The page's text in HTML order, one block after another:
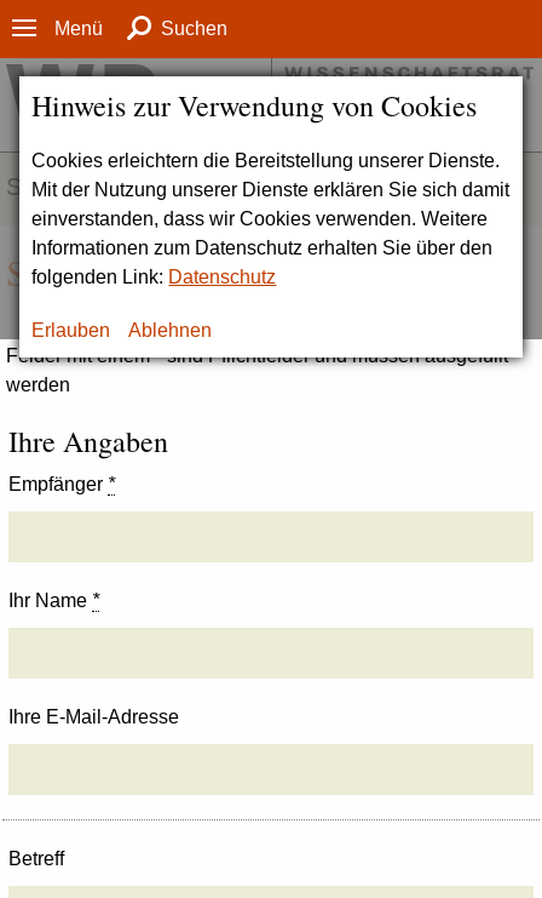
Hinweis zur Verwendung von Cookies
Cookies erleichtern die Bereitstellung unserer Dienste.
Mit der Nutzung unserer Dienste erklären Sie sich damit
einverstanden, dass wir Cookies verwenden. Weitere
Informationen zum Datenschutz erhalten Sie über den
folgenden Link: Datenschutz
Erlauben Ablehnen
Menü Suchen
SERVICE
Seite empfehlen
Felder mit einem * sind Pflichtfelder und müssen ausgefüllt
werden
Ihre Angaben
Empfänger *
Ihr Name *
Ihre E-Mail-Adresse
Betreff